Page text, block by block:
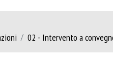
02 - Intervento a